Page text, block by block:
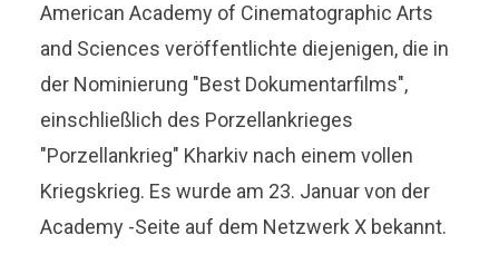
American Academy of Cinematographic Arts
and Sciences veröffentlichte diejenigen, die in
der Nominierung "Best Dokumentarfilms",
einschließlich des Porzellankrieges
"Porzellankrieg" Kharkiv nach einem vollen
Kriegskrieg. Es wurde am 23. Januar von der
Academy -Seite auf dem Netzwerk X bekannt.